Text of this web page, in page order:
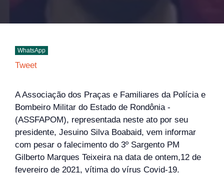
WhatsApp
Tweet
A Associação dos Praças e Familiares da Polícia e
Bombeiro Militar do Estado de Rondônia -
(ASSFAPOM), representada neste ato por seu
presidente, Jesuino Silva Boabaid, vem informar
com pesar o falecimento do 3º Sargento PM
Gilberto Marques Teixeira na data de ontem,12 de
fevereiro de 2021, vítima do vírus Covid-19.